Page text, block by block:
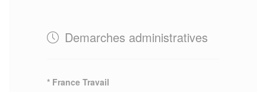
Demarches administratives
* France Travail